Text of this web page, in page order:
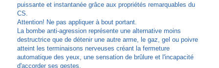
puissante et instantanée grâce aux propriétés remarquables du
CS.
Attention! Ne pas appliquer à bout portant.
La bombe anti-agression représente une alternative moins
destructrice que de détenir une autre arme, le gaz, gel ou poivre
atteint les terminaisons nerveuses créant la fermeture
automatique des yeux, une sensation de brûlure et l'incapacité
d'accorder ses gestes.